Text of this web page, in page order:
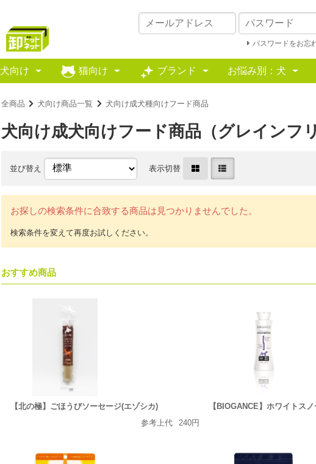
パスワードをお忘
犬向け 猫向け ブランド お悩み別：犬
全商品 犬向け商品一覧 犬向け成犬種向けフード商品
犬向け成犬向けフード商品（グレインフリ
並び替え 表示切替
お探しの検索条件に合致する商品は見つかりませんでした。
おすすめ商品
【北の極】ごほうびソーセージ(エゾシカ)
参考上代
240円
【BIOGANCE】ホワイトス